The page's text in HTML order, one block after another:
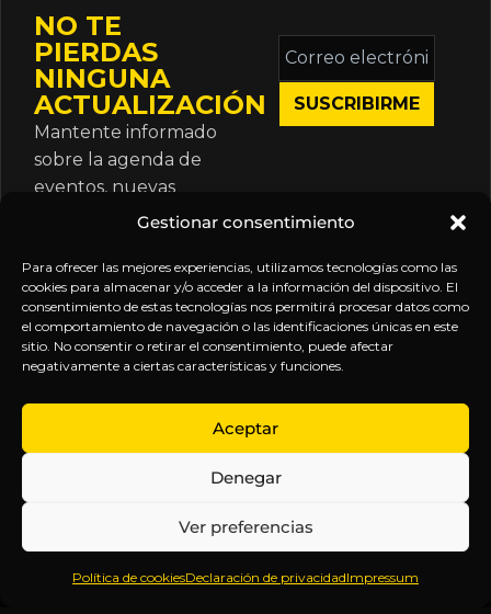
Gestionar consentimiento
Para ofrecer las mejores experiencias, utilizamos tecnologías como las
cookies para almacenar y/o acceder a la información del dispositivo. El
consentimiento de estas tecnologías nos permitirá procesar datos como
el comportamiento de navegación o las identificaciones únicas en este
sitio. No consentir o retirar el consentimiento, puede afectar
negativamente a ciertas características y funciones.
Aceptar
Denegar
Ver preferencias
Política de cookiesDeclaración de privacidadImpressum
NO TE
PIERDAS
NINGUNA
ACTUALIZACIÓN
Mantente informado
sobre la agenda de
eventos, nuevas
publicaciones y
suscripción.
Correo
electrónico
*
Inteligencia
Anticipándonos
EXPLORA
Inicio
Sobre
Contenido
Webinars
LEGAL
Política
de
Términos y
Aviso
SÍGUENOS